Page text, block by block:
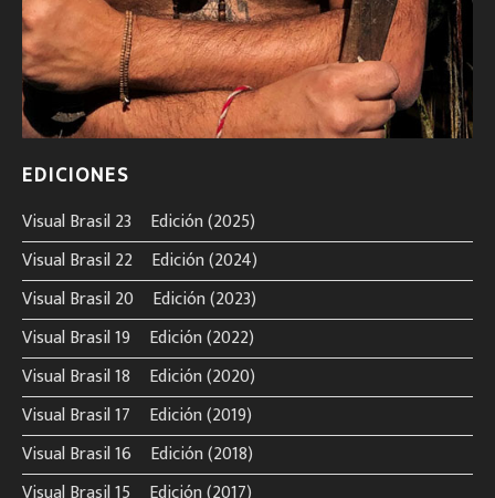
EDICIONES
Visual Brasil 23º Edición (2025)
Visual Brasil 22º Edición (2024)
Visual Brasil 20º Edición (2023)
Visual Brasil 19º Edición (2022)
Visual Brasil 18º Edición (2020)
Visual Brasil 17º Edición (2019)
Visual Brasil 16º Edición (2018)